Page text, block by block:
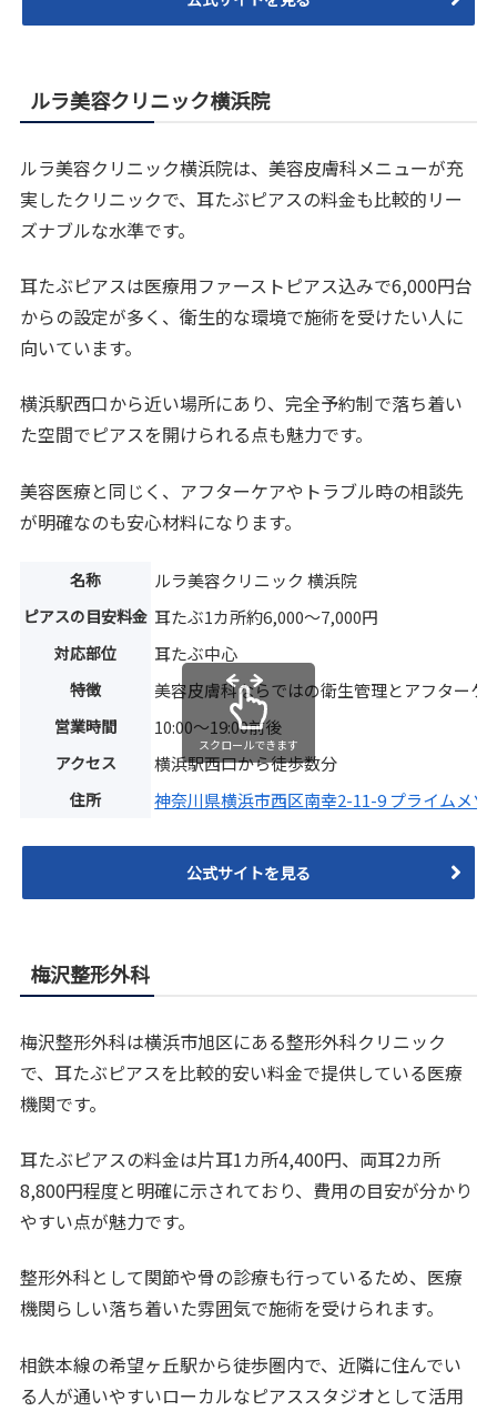
ルラ美容クリニック横浜院
ルラ美容クリニック横浜院は、美容皮膚科メニューが充
実したクリニックで、耳たぶピアスの料金も比較的リー
ズナブルな水準です。
耳たぶピアスは医療用ファーストピアス込みで6,000円台
からの設定が多く、衛生的な環境で施術を受けたい人に
向いています。
横浜駅西口から近い場所にあり、完全予約制で落ち着い
た空間でピアスを開けられる点も魅力です。
美容医療と同じく、アフターケアやトラブル時の相談先
が明確なのも安心材料になります。
名称 ルラ美容クリニック 横浜院
ピアスの目安料金 耳たぶ1カ所約6,000〜7,000円
対応部位 耳たぶ中心
特徴 美容皮膚科ならではの衛生管理とアフターケ
営業時間 10:00〜19:00前後
アクセス 横浜駅西口から徒歩数分
住所 神奈川県横浜市西区南幸2-11-9 プライムメゾ
スクロールできます
公式サイトを見る
梅沢整形外科
梅沢整形外科は横浜市旭区にある整形外科クリニック
で、耳たぶピアスを比較的安い料金で提供している医療
機関です。
耳たぶピアスの料金は片耳1カ所4,400円、両耳2カ所
8,800円程度と明確に示されており、費用の目安が分かり
やすい点が魅力です。
整形外科として関節や骨の診療も行っているため、医療
機関らしい落ち着いた雰囲気で施術を受けられます。
相鉄本線の希望ヶ丘駅から徒歩圏内で、近隣に住んでい
る人が通いやすいローカルなピアススタジオとして活用